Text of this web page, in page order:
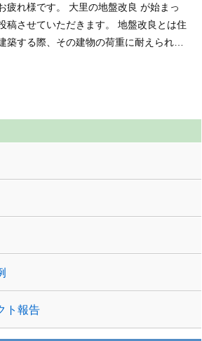
疲れ様です。 大里の地盤改良 が始まっ
稿させていただきます。 地盤改良とは住
築する際、その建物の荷重に耐えられる
ト報告